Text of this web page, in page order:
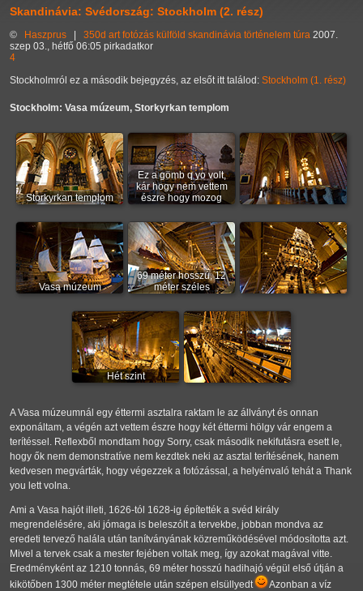
Skandinávia: Svédország: Stockholm (2. rész)
© Haszprus 350d art fotózás külföld skandinávia történelem túra 2007.
szep 03., hétfő 06:05 pirkadatkor
4
Stockholmról ez a második bejegyzés, az elsőt itt találod: Stockholm (1. rész)
Stockholm: Vasa múzeum, Storkyrkan templom
Storkyrkan templom
Ez a gömb q yo volt,
kár hogy nem vettem
észre hogy mozog
Vasa múzeum
69 méter hosszú, 12
méter széles
Hét szint
A Vasa múzeumnál egy éttermi asztalra raktam le az állványt és onnan
exponáltam, a végén azt vettem észre hogy két éttermi hölgy vár engem a
terítéssel. Reflexből mondtam hogy Sorry, csak második nekifutásra esett le,
hogy ők nem demonstratíve nem kezdtek neki az asztal terítésének, hanem
kedvesen megvárták, hogy végezzek a fotózással, a helyénvaló tehát a Thank
you lett volna.
Ami a Vasa hajót illeti, 1626-tól 1628-ig építették a svéd király
megrendelésére, aki jómaga is beleszólt a tervekbe, jobban mondva az
eredeti tervező halála után tanítványának közreműködésével módosította azt.
Mivel a tervek csak a mester fejében voltak meg, így azokat magával vitte.
Eredményként az 1210 tonnás, 69 méter hosszú hadihajó végül első útján a
kikötőben 1300 méter megtétele után szépen elsüllyedt
Azonban a víz